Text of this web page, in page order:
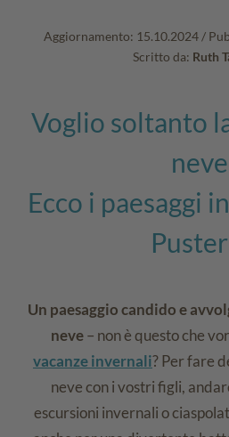
Aggiornamento: 15.10.2024 /
Scritto da: Ruth
Voglio soltanto
neve
Ecco i paesaggi
Un paesaggio candido e
neve– non è questo che
vacanze invernali? Per fare
neve con i vostri figli,
escursioni invernali o